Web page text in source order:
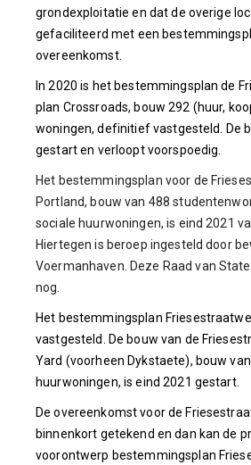
grondexploitatie en dat de overige
gefaciliteerd met een
overeenkomst.
In 2020 is het bestemmingsplan de
plan Crossroads, bouw 292 (huur,
woningen, definitief vastgesteld. De
gestart en verloopt voorspoedig.
Het bestemmingsplan voor de
Portland, bouw van 488
sociale huurwoningen, is eind 2021
Hiertegen is beroep ingesteld door
Voermanhaven. Deze Raad van
nog.
Het bestemmingsplan
vastgesteld. De bouw van de
Yard (voorheen Dykstaete), bouw
huurwoningen, is eind 2021 gestart.
De overeenkomst voor de
binnenkort getekend en dan kan de
voorontwerp bestemmingsplan